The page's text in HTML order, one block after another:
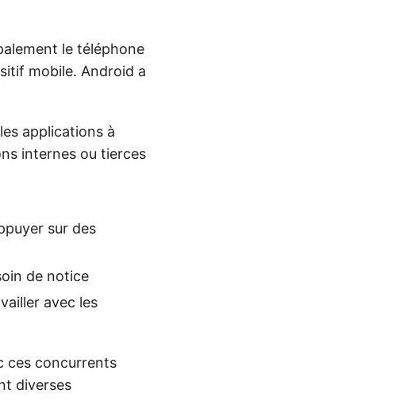
le téléphone
mobile. Android a
applications à
internes ou tierces
sur des
de notice
avec les
ces concurrents
diverses